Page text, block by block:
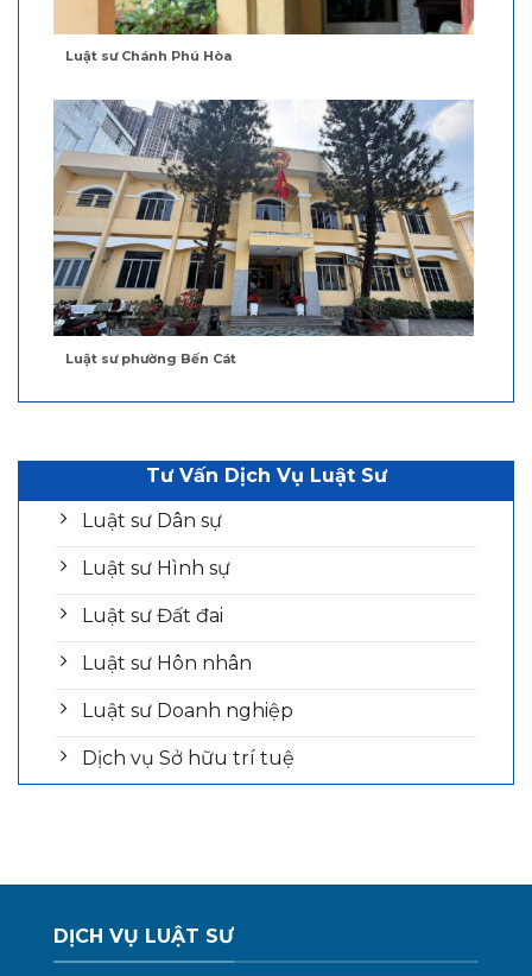
Luật sư Chánh Phú Hòa
Luật sư phường Bến Cát
Tư Vấn Dịch Vụ Luật Sư
Luật sư Dân sự
Luật sư Hình sự
Luật sư Đất đai
Luật sư Hôn nhân
Luật sư Doanh nghiệp
Dịch vụ Sở hữu trí tuệ
DỊCH VỤ LUẬT SƯ